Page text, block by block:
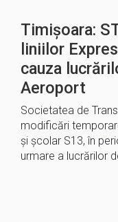
Timișoara:
liniilor
cauza
Aeroport
Societatea de
modificări
și școlar S13, în
urmare a lucrărilor